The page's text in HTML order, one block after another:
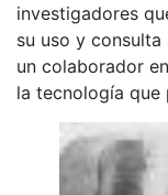
investigadores
su uso y consulta
un colaborador
la tecnología que